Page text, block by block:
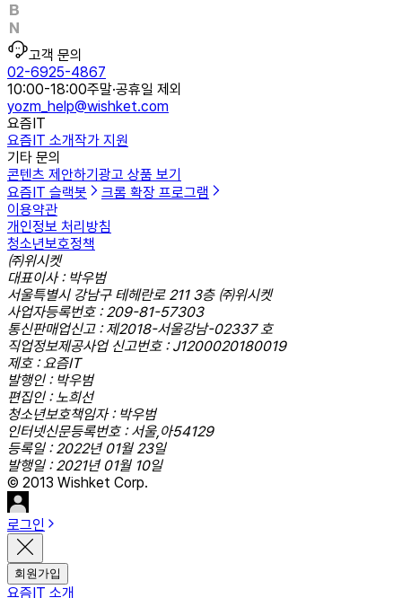
고객 문의
02-6925-4867
10:00-18:00주말·공휴일 제외
yozm_help@wishket.com
요즘IT
요즘IT 소개작가 지원
기타 문의
콘텐츠 제안하기 광고 상품 보기
요즘IT 슬랙봇
크롬 확장 프로그램
이용약관
개인정보 처리방침
청소년보호정책
㈜위시켓
대표이사 : 박우범
서울특별시 강남구 테헤란로 211 3층 ㈜위시켓
사업자등록번호 : 209-81-57303
통신판매업신고 : 제2018-서울강남-02337 호
직업정보제공사업 신고번호 : J1200020180019
제호 : 요즘IT
발행인 : 박우범
편집인 : 노희선
청소년보호책임자 : 박우범
인터넷신문등록번호 : 서울,아54129
등록일 : 2022년 01월 23일
발행일 : 2021년 01월 10일
© 2013 Wishket Corp.
로그인
회원가입
요즘IT 소개